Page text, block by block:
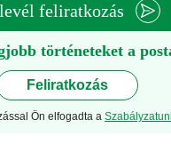
feliratkozás
történeteket a
Feliratkozás
Ön elfogadta a